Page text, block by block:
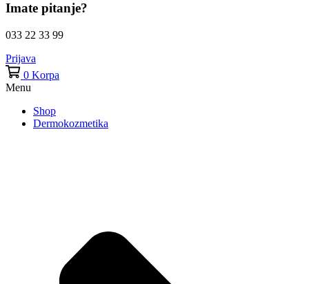
Imate pitanje?
033 22 33 99
Prijava
0 Korpa
Menu
Shop
Dermokozmetika